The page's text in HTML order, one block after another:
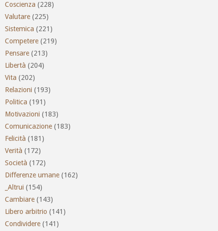
Coscienza (228)
Valutare (225)
Sistemica (221)
Competere (219)
Pensare (213)
Libertà (204)
Vita (202)
Relazioni (193)
Politica (191)
Motivazioni (183)
Comunicazione (183)
Felicità (181)
Verità (172)
Società (172)
Differenze umane (162)
_Altrui (154)
Cambiare (143)
Libero arbitrio (141)
Condividere (141)